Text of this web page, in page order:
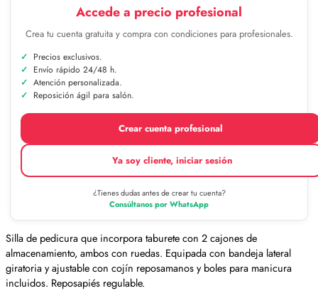
Accede a precio profesional
Crea tu cuenta gratuita y compra con condiciones para profesionales.
Precios exclusivos.
Envío rápido 24/48 h.
Atención personalizada.
Reposición ágil para salón.
Crear cuenta profesional
Ya soy cliente, iniciar sesión
¿Tienes dudas antes de crear tu cuenta?
Consúltanos por WhatsApp
Silla de pedicura que incorpora taburete con 2 cajones de
almacenamiento, ambos con ruedas. Equipada con bandeja lateral
giratoria y ajustable con cojín reposamanos y boles para manicura
incluidos. Reposapiés regulable.